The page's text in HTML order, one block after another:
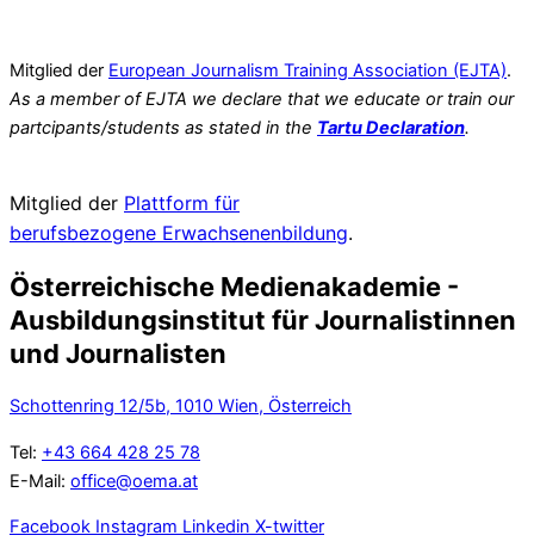
Mitglied der European Journalism Training Association (EJTA).
As a member of EJTA we declare that we educate or train our
partcipants/students as stated in the Tartu Declaration.
Mitglied der Plattform für
berufsbezogene Erwachsenenbildung.
Österreichische Medienakademie -
Ausbildungsinstitut für Journalistinnen
und Journalisten
Schottenring 12/5b, 1010 Wien, Österreich
Tel: +43 664 428 25 78
E-Mail: office@oema.at
Facebook Instagram Linkedin X-twitter